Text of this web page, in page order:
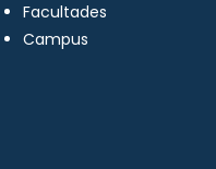
Facultades
Campus